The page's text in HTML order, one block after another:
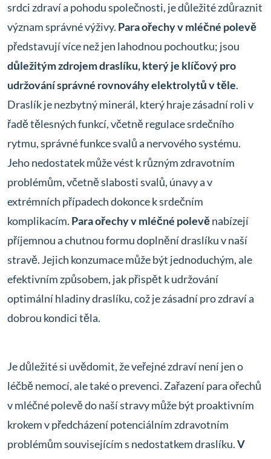
srdci zdraví a pohodu společnosti, je důležité zdůraznit
význam správné výživy. Para ořechy v mléčné polevě
představují více než jen lahodnou pochoutku; jsou
důležitým zdrojem draslíku, který je klíčový pro
udržování správné rovnováhy elektrolytů v těle.
Draslík je nezbytný minerál, který hraje zásadní roli v
řadě tělesných funkcí, včetně regulace srdečního
rytmu, správné funkce svalů a nervového systému.
Jeho nedostatek může vést k různým zdravotním
problémům, včetně slabosti svalů, únavy a v
extrémních případech dokonce k srdečním
komplikacím. Para ořechy v mléčné polevěnabízejí
příjemnou a chutnou formu doplnění draslíku v naší
stravě. Jejich konzumace může být jednoduchým, ale
efektivním způsobem, jak přispět k udržování
optimální hladiny draslíku, což je zásadní pro zdraví a
dobrou kondici těla.
Je důležité si uvědomit, že veřejné zdraví není jen o
léčbě nemocí, ale také o prevenci. Zařazení para ořechů
v mléčné polevě do naší stravy může být proaktivním
krokem v předcházení potenciálním zdravotním
problémům souvisejícím s nedostatkem draslíku.V